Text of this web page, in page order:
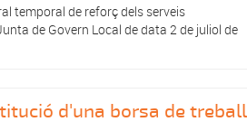
temporal de reforç dels serveis
de Govern Local de data 2 de juliol de
d'una borsa de treball